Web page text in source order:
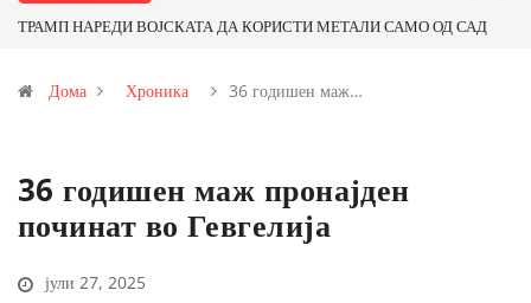
НАРЕДИ ВОЈСКАТА ДА КОРИСТИ МЕТАЛИ САМО ОД САД
и со антимонот?
Дома Хроника 36 годишен маж…
36 годишен маж пронајден
починат во Гевгелија
јули 27, 2025